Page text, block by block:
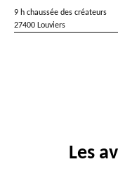
9 h chaussée des créateurs
27400 Louviers
Les